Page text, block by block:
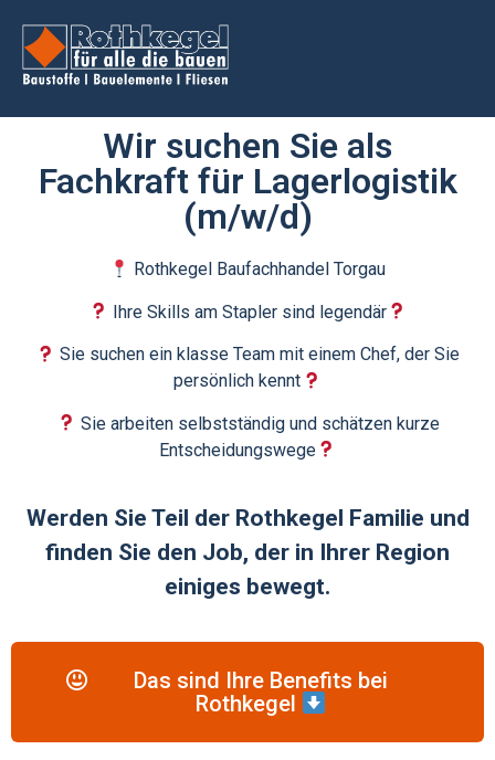
Wir suchen Sie als
Fachkraft für Lagerlogistik
(m/w/d)
Rothkegel Baufachhandel Torgau
Ihre Skills am Stapler sind legendär
Sie suchen ein klasse Team mit einem Chef, der Sie
persönlich kennt
Sie arbeiten selbstständig und schätzen kurze
Entscheidungswege
Werden Sie Teil der Rothkegel Familie und
finden Sie den Job, der in Ihrer Region
einiges bewegt.
Das sind Ihre Benefits bei
Rothkegel